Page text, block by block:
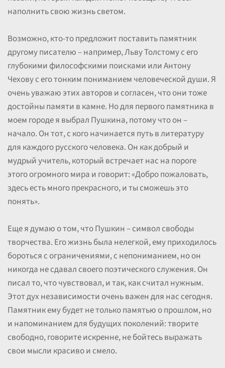
наполнить свою жизнь светом.
Возможно, кто-то предложит поставить памятник
другому писателю – например, Льву Толстому с его
глубокими философскими поисками или Антону
Чехову с его тонким пониманием человеческой души. Я
очень уважаю этих авторов и согласен, что они тоже
достойны памяти в камне. Но для первого памятника в
моем городе я выбрал Пушкина, потому что он –
начало. Он тот, с кого начинается путь в литературу
для каждого русского человека. Он как добрый и
мудрый учитель, который встречает нас на пороге
этого огромного мира и говорит: «Добро пожаловать,
здесь есть много прекрасного, и ты сможешь это
понять».
Еще я думаю о том, что Пушкин – символ свободы
творчества. Его жизнь была нелегкой, ему приходилось
бороться с ограничениями, с непониманием, но он
никогда не сдавал своего поэтического служения. Он
писал то, что чувствовал, и так, как считал нужным.
Этот дух независимости очень важен для нас сегодня.
Памятник ему будет не только памятью о прошлом, но
и напоминанием для будущих поколений: творите
свободно, говорите искренне, не бойтесь выражать
свои мысли красиво и смело.